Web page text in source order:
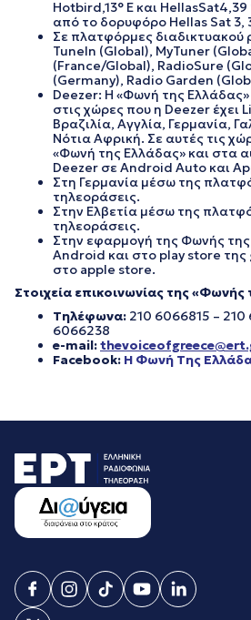
Hotbird,13° E και HellasSat4,39
από το δορυφόρο Hellas Sat 3,
Σε πλατφόρμες
TuneIn (Global), MyTuner
(France/Global), RadioSure
(Germany), Radio Garden
Deezer: Η «Φωνή της
στις χώρες που η Deezer έχει
Βραζιλία, Αγγλία, Γερμανία,
Νότια Αφρική. Σε αυτές τις
«Φωνή της Ελλάδας» και στα
Deezer σε Android Auto και
Στη Γερμανία μέσω της
τηλεοράσεις.
Στην Ελβετία μέσω της
τηλεοράσεις.
Στην εφαρμογή της Φωνής της
Android και στο play store της
στο apple store.
Στοιχεία επικοινωνίας της «Φωνής
Τηλέφωνα: 210 6066815 – 210
6066238
e-mail:
Facebook: Η Φωνή Της